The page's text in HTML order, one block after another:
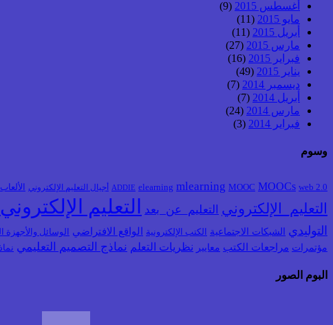
أغسطس 2015
(9)
مايو 2015
(11)
أبريل 2015
(11)
مارس 2015
(27)
فبراير 2015
(16)
يناير 2015
(49)
ديسمبر 2014
(7)
أبريل 2014
(7)
مارس 2014
(24)
فبراير 2014
(3)
وسوم
ADDIE elearning mlearning MOOC MOOCs web 2.0 أجيال التعليم الإلكتروني
التعليم_الإلكتروني التعليم_عن_بعد التعليم الإلكتروني
التوليدي
الشبكات الاجتماعية الكتب الإلكترونية الواقع الافتراضي الوسائل والأجهزة
مؤتمرات مراجعات الكتب معايير نظريات التعلم نماذج التصميم التعليمي
البوم الصور